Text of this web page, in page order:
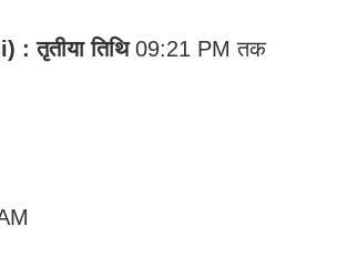
: तृतीया तिथि09:21 PM तक